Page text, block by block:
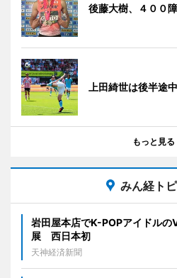
後藤大樹、４００
上田綺世は後半
もっと見る
みん経ト
岩田屋本店でK-POPアイドルの
展 西日本初
天神経済新聞